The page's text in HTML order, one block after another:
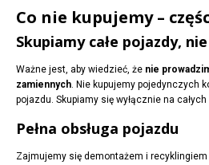
Co nie kupujemy –
Skupiamy całe pojazdy,
Ważne jest, aby wiedzieć, że nie
zamiennych. Nie kupujemy pojedynczych
pojazdu. Skupiamy się wyłącznie na
Pełna obsługa pojazdu
Zajmujemy się demontażem i recyklingiem